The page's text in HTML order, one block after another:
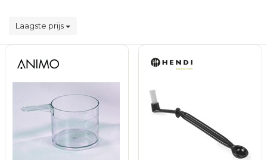
Laagste prijs